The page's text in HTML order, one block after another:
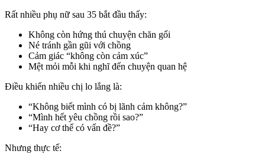
Rất nhiều phụ nữ sau 35 bắt đầu thấy:
Không còn hứng thú chuyện chăn gối
Né tránh gần gũi với chồng
Cảm giác “không còn cảm xúc”
Mệt mỏi mỗi khi nghĩ đến chuyện quan hệ
Điều khiến nhiều chị lo lắng là:
“Không biết mình có bị lãnh cảm không?”
“Mình hết yêu chồng rồi sao?”
“Hay cơ thể có vấn đề?”
Nhưng thực tế: